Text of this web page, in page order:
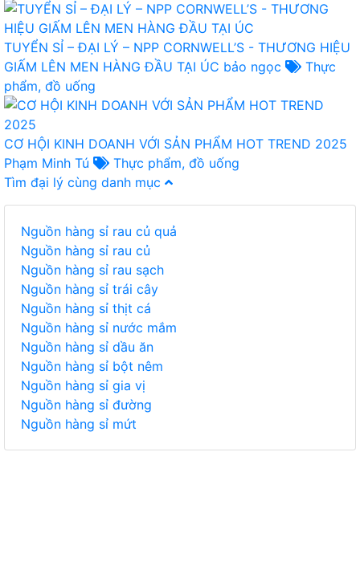
TUYỂN SỈ – ĐẠI LÝ – NPP CORNWELL’S - THƯƠNG HIỆU
GIẤM LÊN MEN HÀNG ĐẦU TẠI ÚC bảo ngọc
Thực
phẩm, đồ uống
CƠ HỘI KINH DOANH VỚI SẢN PHẨM HOT TREND 2025
Phạm Minh Tú
Thực phẩm, đồ uống
Tìm đại lý cùng danh mục
Nguồn hàng sỉ rau củ quả
Nguồn hàng sỉ rau củ
Nguồn hàng sỉ rau sạch
Nguồn hàng sỉ trái cây
Nguồn hàng sỉ thịt cá
Nguồn hàng sỉ nước mắm
Nguồn hàng sỉ dầu ăn
Nguồn hàng sỉ bột nêm
Nguồn hàng sỉ gia vị
Nguồn hàng sỉ đường
Nguồn hàng sỉ mứt